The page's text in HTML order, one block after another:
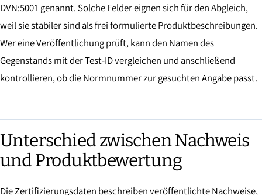
DVN:5001 genannt. Solche Felder eignen sich für den Abgleich,
weil sie stabiler sind als frei formulierte Produktbeschreibungen.
Wer eine Veröffentlichung prüft, kann den Namen des
Gegenstands mit der Test-ID vergleichen und anschließend
kontrollieren, ob die Normnummer zur gesuchten Angabe passt.
Unterschied zwischen Nachweis
und Produktbewertung
Die Zertifizierungsdaten beschreiben veröffentlichte Nachweise,